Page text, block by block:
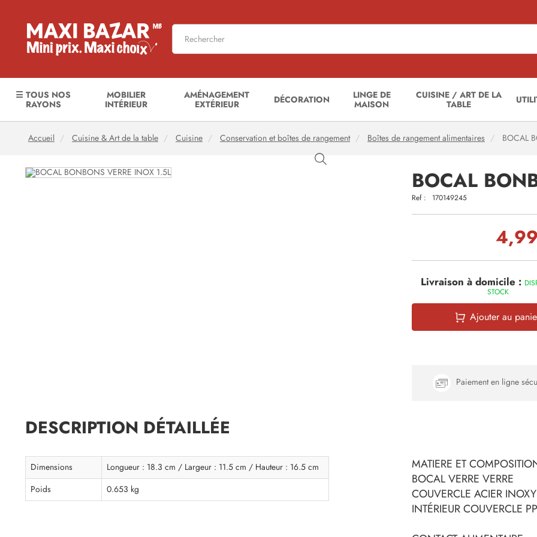
☰ TOUS NOS
RAYONS
MOBILIER
INTÉRIEUR
AMÉNAGEMENT
EXTÉRIEUR
DÉCORATION
LINGE DE
MAISON
CUISINE / ART DE LA
TABLE
Accueil Cuisine & Art de la table Cuisine Conservation et boîtes de rangement Boîtes de rangement alimentaires BOCAL
BOCAL
Ref : 170149245
Livraison à domicile :
STOCK
Ajouter au
Paiement en ligne
DESCRIPTION DÉTAILLÉE
Dimensions
Longueur : 18.3 cm / Largeur : 11.5 cm / Hauteur : 16.5 cm
Poids
0.653 kg
MATIERE ET
BOCAL VERRE VERRE
COUVERCLE ACIER
INTÉRIEUR COUVERCLE